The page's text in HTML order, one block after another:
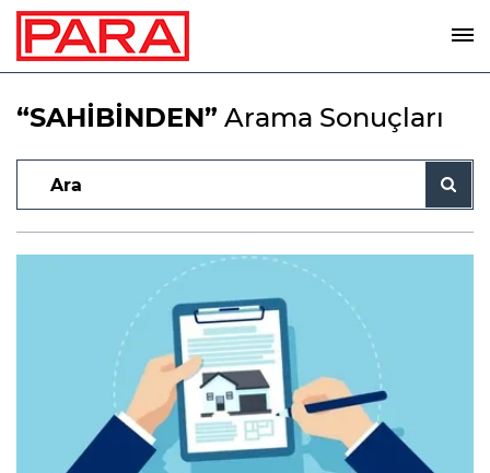
“SAHİBİNDEN” Arama Sonuçları